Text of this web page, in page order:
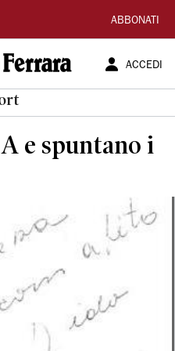
ABBONATI
ACCEDI
e spuntano i